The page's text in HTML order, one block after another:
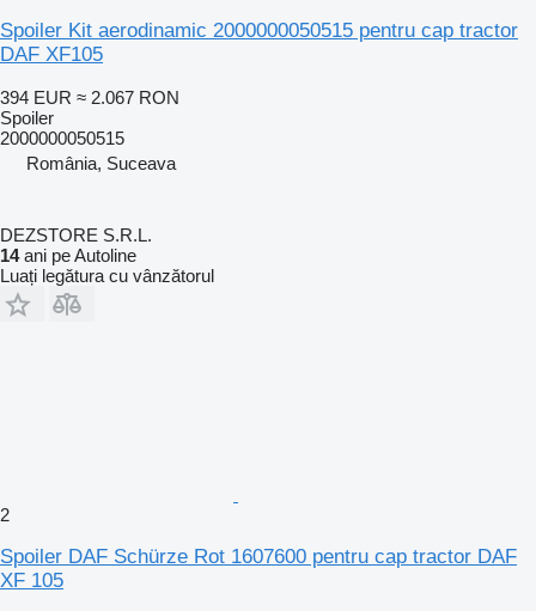
Spoiler Kit aerodinamic 2000000050515 pentru cap tractor
DAF XF105
394 EUR ≈ 2.067 RON
Spoiler
2000000050515
România, Suceava
DEZSTORE S.R.L.
14ani pe Autoline
Luați legătura cu vânzătorul
2
Spoiler DAF Schürze Rot 1607600 pentru cap tractor DAF
XF 105